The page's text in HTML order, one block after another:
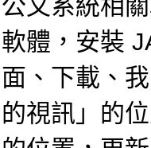
公文系統相
軟體，安裝
面、下載、
的視訊」的